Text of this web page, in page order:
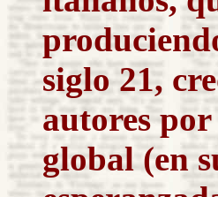
siglo 21,
autores
global (en